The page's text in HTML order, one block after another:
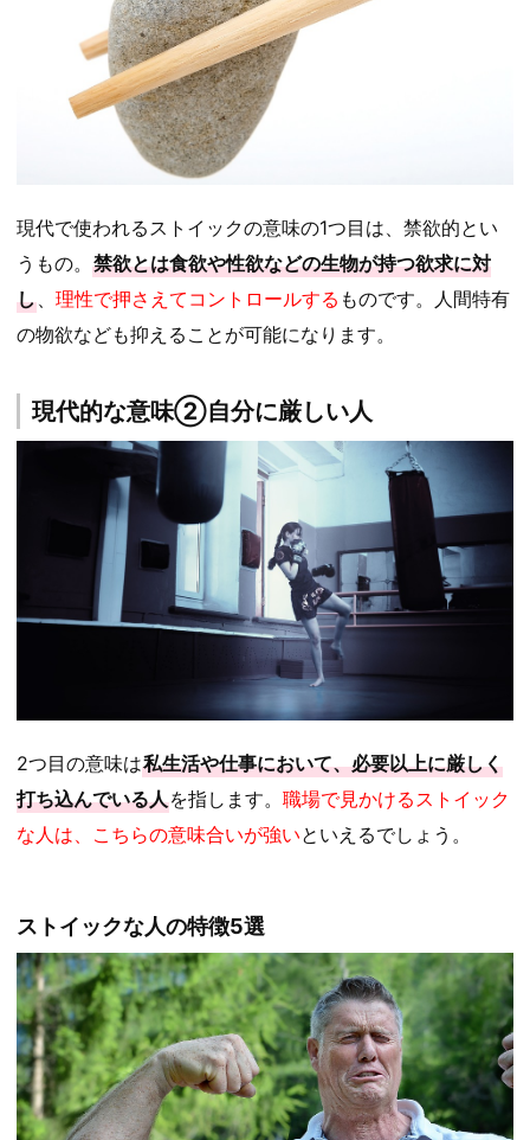
現代で使われるストイックの意味の1つ目は、禁欲的とい
うもの。 禁欲とは食欲や性欲などの生物が持つ欲求に対
し
理性で押さえてコントロールする ものです。人間特有
の物欲なども抑えることが可能になります。
現代的な意味②自分に厳しい人
2つ目の意味は私生活や仕事において、必要以上に厳しく
打ち込んでいる人を指します。 職場で見かけるストイック
な人は、こちらの意味合いが強いといえるでしょう。
ストイックな人の特徴5選